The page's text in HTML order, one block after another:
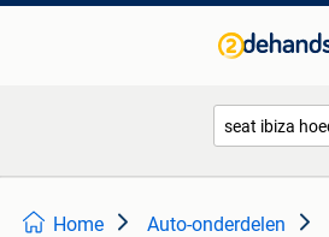
Home Auto-onderdelen